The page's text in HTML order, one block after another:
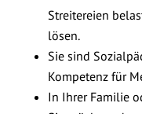
Streitereien
lösen.
Sie sind
Kompetenz für
In Ihrer Familie